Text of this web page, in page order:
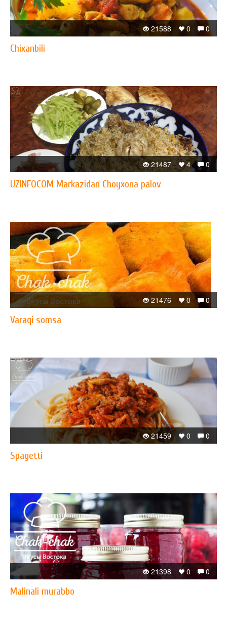
0
0
21588
Chixanbili
0
4
21487
UZINFOCOM Markazidan Choyxona palov
0
0
21476
Varaqi somsa
0
0
21459
Spagetti
0
0
21398
Malinali murabbo